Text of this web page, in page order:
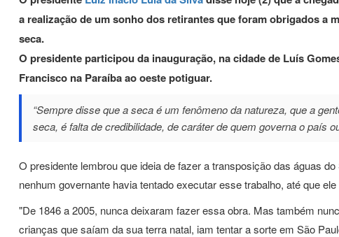
a realização de um sonho dos retirantes que foram obrigados a
seca.
O presidente participou da inauguração, na cidade de Luís
Francisco na Paraíba ao oeste potiguar.
“Sempre disse que a seca é um fenômeno da natureza, que a
seca, é falta de credibilidade, de caráter de quem governa o país
O presidente lembrou que ideia de fazer a transposição das águas
nenhum governante havia tentado executar esse trabalho, até que
"De 1846 a 2005, nunca deixaram fazer essa obra. Mas também
crianças que saíam da sua terra natal, iam tentar a sorte em São